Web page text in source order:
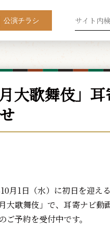
公演チラシ
大歌舞伎」
月1日（水）に初日を迎え
大歌舞伎」で、耳寄ナビ動
ご予約を受付中です。